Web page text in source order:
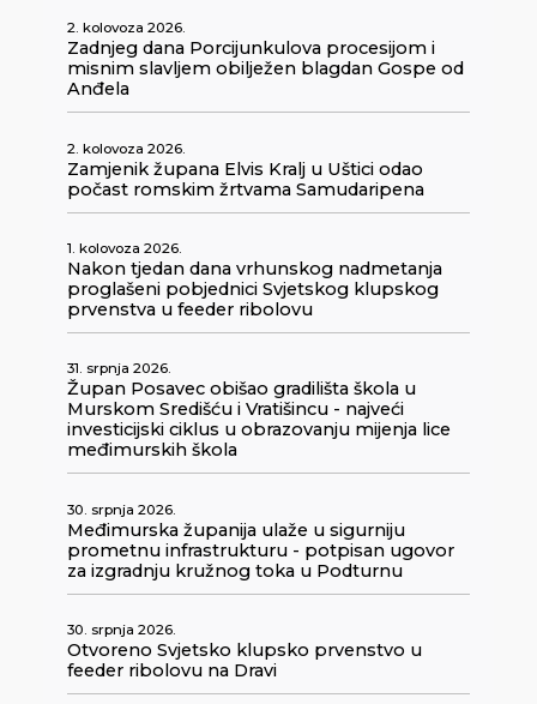
2. kolovoza 2026.
Zadnjeg dana Porcijunkulova procesijom i
misnim slavljem obilježen blagdan Gospe od
Anđela
2. kolovoza 2026.
Zamjenik župana Elvis Kralj u Uštici odao
počast romskim žrtvama Samudaripena
1. kolovoza 2026.
Nakon tjedan dana vrhunskog nadmetanja
proglašeni pobjednici Svjetskog klupskog
prvenstva u feeder ribolovu
31. srpnja 2026.
Župan Posavec obišao gradilišta škola u
Murskom Središću i Vratišincu - najveći
investicijski ciklus u obrazovanju mijenja lice
međimurskih škola
30. srpnja 2026.
Međimurska županija ulaže u sigurniju
prometnu infrastrukturu - potpisan ugovor
za izgradnju kružnog toka u Podturnu
30. srpnja 2026.
Otvoreno Svjetsko klupsko prvenstvo u
feeder ribolovu na Dravi